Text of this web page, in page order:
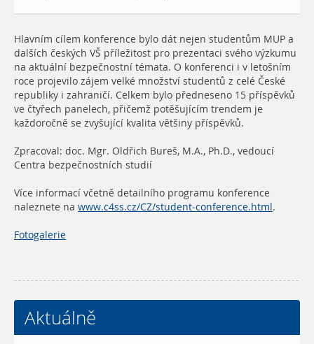
Hlavním cílem konference bylo dát nejen studentům MUP a
dalších českých VŠ příležitost pro prezentaci svého výzkumu
na aktuální bezpečnostní témata. O konferenci i v letošním
roce projevilo zájem velké množství studentů z celé České
republiky i zahraničí. Celkem bylo předneseno 15 příspěvků
ve čtyřech panelech, přičemž potěšujícím trendem je
každoročně se zvyšující kvalita většiny příspěvků.
Zpracoval: doc. Mgr. Oldřich Bureš, M.A., Ph.D., vedoucí
Centra bezpečnostních studií
Více informací včetně detailního programu konference
naleznete na www.c4ss.cz/CZ/student-conference.html.
Fotogalerie
Aktuálně